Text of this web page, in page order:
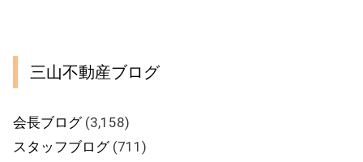
三山不動産ブログ
会長ブログ(3,158)
スタッフブログ(711)